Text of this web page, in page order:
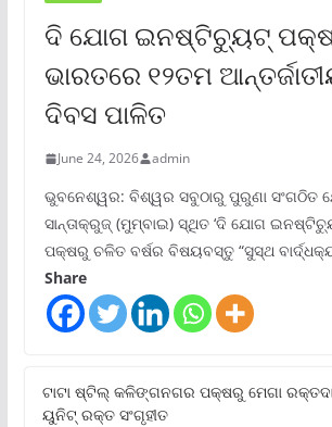
ଦି ଯୋଗ ଇନଷ୍ଟିଚ୍ୟୁଟ୍
ଭାରତରେ ୧୨ତମ
ଦିବସ ପାଳିତ
June 24, 2026 admin
ଭୁବନେଶ୍ୱର: ବିଶ୍ୱର ସବୁଠାରୁ ପୁରୁଣା ସଂଗଠିତ
ସାନ୍ତାକ୍ରୁଜ୍ (ମୁମ୍ବାଇ) ସ୍ଥିତ ‘ଦି ଯୋଗ
ପକ୍ଷରୁ ଚଳିତ ବର୍ଷର ବିଷୟବସ୍ତୁ “ସୁସ୍ଥ
Share
ଟାଟା ଷ୍ଟିଲ୍‌ କଳିଙ୍ଗନଗର ପକ୍ଷରୁ ମେଗା
ୟୁନିଟ୍‌ ରକ୍ତ ସଂଗୃହୀତ